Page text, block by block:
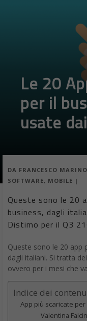
Le 20
per il
usate
DA FRANCESCO MARINO
SOFTWARE, MOBILE |
Queste sono le 20
business, dagli
Distimo per il Q3
Queste sono le 20 app
dagli italiani. Si tratta
ovvero per i mesi che
Indice dei
App più scaricate
Valentina